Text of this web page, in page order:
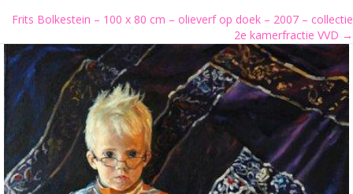
navigation
Frits Bolkestein – 100 x 80 cm – olieverf op doek – 2007 – collectie
2e kamerfractie VVD →